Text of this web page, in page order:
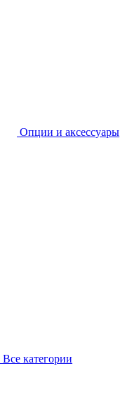
Опции и аксессуары
Все категории